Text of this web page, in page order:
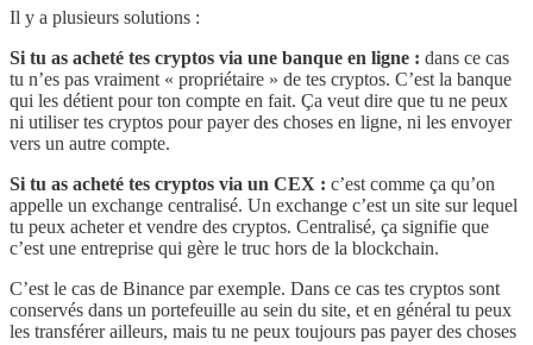
Il y a plusieurs solutions :
Si tu as acheté tes cryptos via une banque en ligne : dans ce cas
tu n’es pas vraiment « propriétaire » de tes cryptos. C’est la banque
qui les détient pour ton compte en fait. Ça veut dire que tu ne peux
ni utiliser tes cryptos pour payer des choses en ligne, ni les envoyer
vers un autre compte.
Si tu as acheté tes cryptos via un CEX : c’est comme ça qu’on
appelle un exchange centralisé. Un exchange c’est un site sur lequel
tu peux acheter et vendre des cryptos. Centralisé, ça signifie que
c’est une entreprise qui gère le truc hors de la blockchain.
C’est le cas de Binance par exemple. Dans ce cas tes cryptos sont
conservés dans un portefeuille au sein du site, et en général tu peux
les transférer ailleurs, mais tu ne peux toujours pas payer des choses